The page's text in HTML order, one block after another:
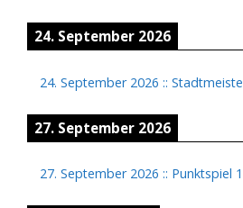
24. September 2026
24. September 2026 ::
27. September 2026
27. September 2026 :: Punktspiel